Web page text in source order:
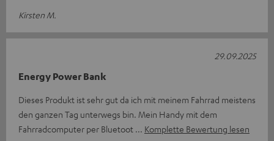
Kirsten M.
Energy Power Bank
Dieses Produkt ist sehr gut da ich mit meinem Fahrrad meistens
den ganzen Tag unterwegs bin. Mein Handy mit dem
Fahrradcomputer per Bluetoot
Komplette Bewertung lesen
29.09.2025